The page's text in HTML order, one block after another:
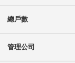
總戶數
管理公司